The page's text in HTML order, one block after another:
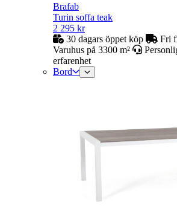
Brafab
Turin soffa teak
2 295 kr
30 dagars öppet köp
Fri
Varuhus på 3300 m²
erfarenhet
Bord